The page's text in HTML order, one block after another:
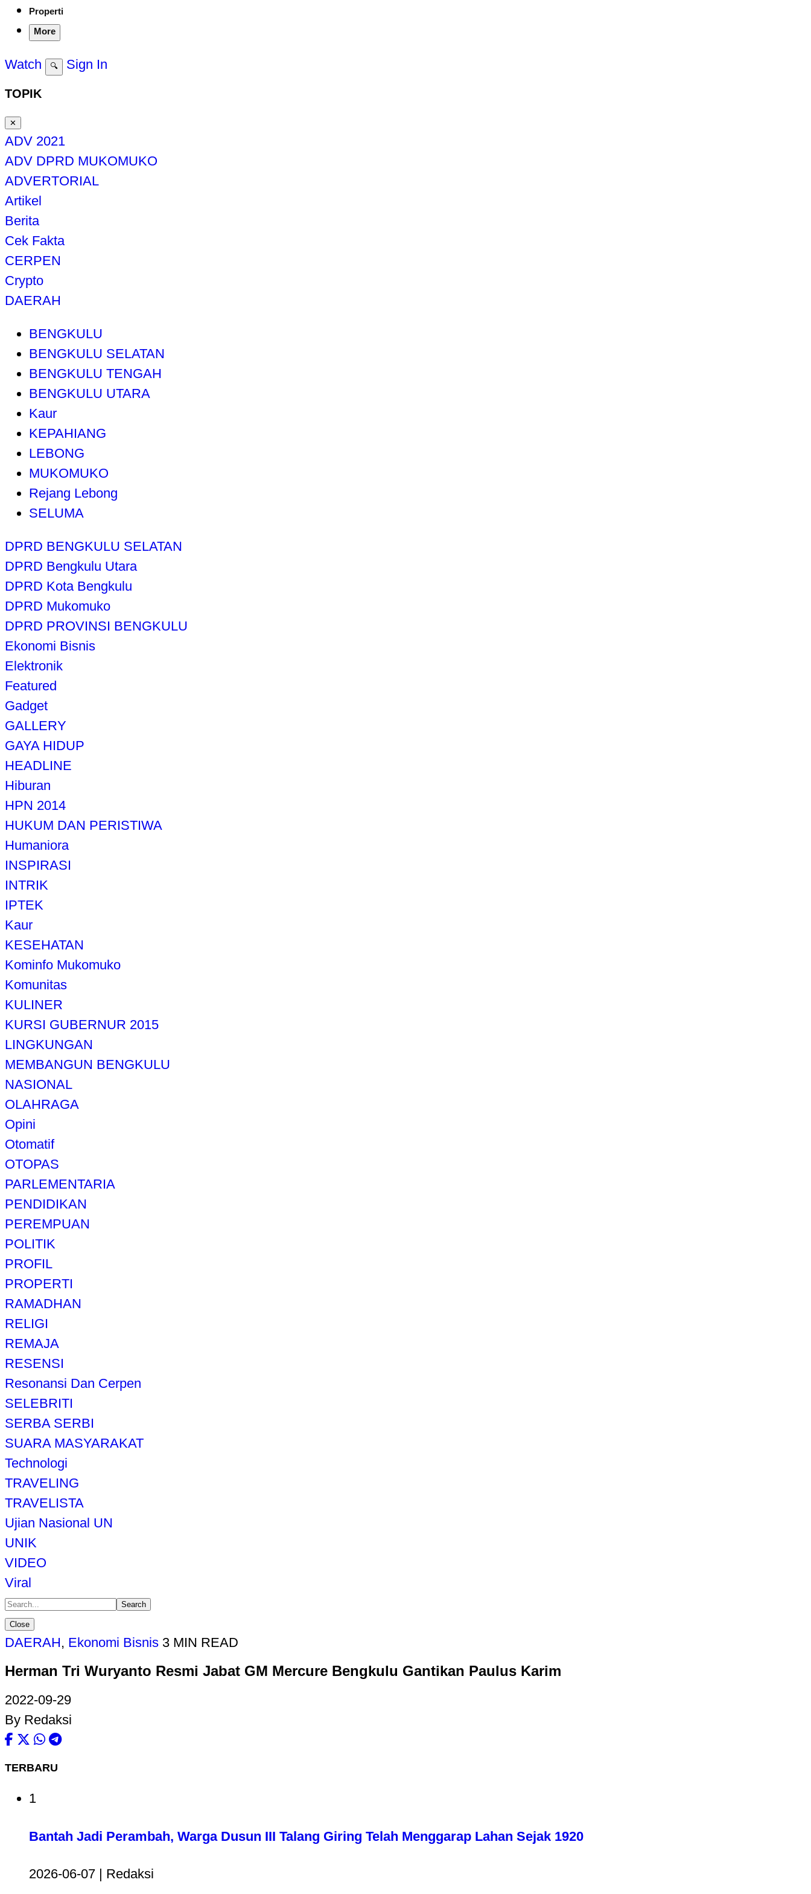
Properti
More
Watch 🔍 Sign In
TOPIK
✕
ADV 2021
ADV DPRD MUKOMUKO
ADVERTORIAL
Artikel
Berita
Cek Fakta
CERPEN
Crypto
DAERAH
BENGKULU
BENGKULU SELATAN
BENGKULU TENGAH
BENGKULU UTARA
Kaur
KEPAHIANG
LEBONG
MUKOMUKO
Rejang Lebong
SELUMA
DPRD BENGKULU SELATAN
DPRD Bengkulu Utara
DPRD Kota Bengkulu
DPRD Mukomuko
DPRD PROVINSI BENGKULU
Ekonomi Bisnis
Elektronik
Featured
Gadget
GALLERY
GAYA HIDUP
HEADLINE
Hiburan
HPN 2014
HUKUM DAN PERISTIWA
Humaniora
INSPIRASI
INTRIK
IPTEK
Kaur
KESEHATAN
Kominfo Mukomuko
Komunitas
KULINER
KURSI GUBERNUR 2015
LINGKUNGAN
MEMBANGUN BENGKULU
NASIONAL
OLAHRAGA
Opini
Otomatif
OTOPAS
PARLEMENTARIA
PENDIDIKAN
PEREMPUAN
POLITIK
PROFIL
PROPERTI
RAMADHAN
RELIGI
REMAJA
RESENSI
Resonansi Dan Cerpen
SELEBRITI
SERBA SERBI
SUARA MASYARAKAT
Technologi
TRAVELING
TRAVELISTA
Ujian Nasional UN
UNIK
VIDEO
Viral
Search
Close
DAERAH, Ekonomi Bisnis 3 MIN READ
Herman Tri Wuryanto Resmi Jabat GM Mercure Bengkulu Gantikan Paulus Karim
2022-09-29
By Redaksi
TERBARU
1
Bantah Jadi Perambah, Warga Dusun III Talang Giring Telah Menggarap Lahan Sejak 1920
2026-06-07 | Redaksi